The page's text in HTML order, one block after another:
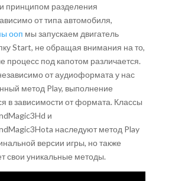
принципом разделения
от типа автомобиля,
ооп мы запускаем двигатель
Start, не обращая внимания на то,
процесс под капотом различается.
от аудиоформата у нас
метод Play, выполнение
в зависимости от формата. Классы
и
наследуют метод Play
версии игры, но также
свои уникальные методы.